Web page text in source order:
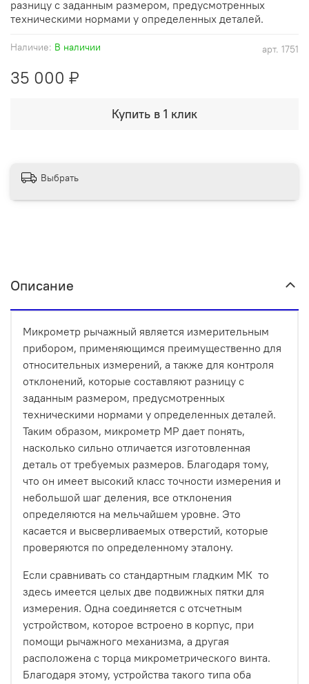
арт. 1751
Наличие: В наличии
35 000 ₽
Купить в 1 клик
разницу с заданным размером, предусмотренных
техническими нормами у определенных деталей.
Выбрать
Описание
Микрометр рычажный является измерительным
прибором, применяющимся преимущественно для
относительных измерений, а также для контроля
отклонений, которые составляют разницу с
заданным размером, предусмотренных
техническими нормами у определенных деталей.
Таким образом, микрометр МР дает понять,
насколько сильно отличается изготовленная
деталь от требуемых размеров. Благодаря тому,
что он имеет высокий класс точности измерения и
небольшой шаг деления, все отклонения
определяются на мельчайшем уровне. Это
касается и высверливаемых отверстий, которые
проверяются по определенному эталону.
Если сравнивать со стандартным гладким МК то
здесь имеется целых две подвижных пятки для
измерения. Одна соединяется с отсчетным
устройством, которое встроено в корпус, при
помощи рычажного механизма, а другая
расположена с торца микрометрического винта.
Благодаря этому, устройства такого типа оба